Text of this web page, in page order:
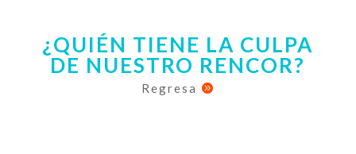
¿QUIÉN TIENE LA CULPA
DE NUESTRO RENCOR?
Regresa 